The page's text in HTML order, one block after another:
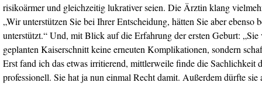
risikoärmer und gleichzeitig lukrativer seien. Die Ärztin klang
„Wir unterstützen Sie bei Ihrer Entscheidung, hätten Sie aber ebenso
unterstützt.“ Und, mit Blick auf die Erfahrung der ersten Geburt: „Sie
geplanten Kaiserschnitt keine erneuten Komplikationen, sondern
Erst fand ich das etwas irritierend, mittlerweile finde die Sachlichkeit
professionell. Sie hat ja nun einmal Recht damit. Außerdem dürfte sie